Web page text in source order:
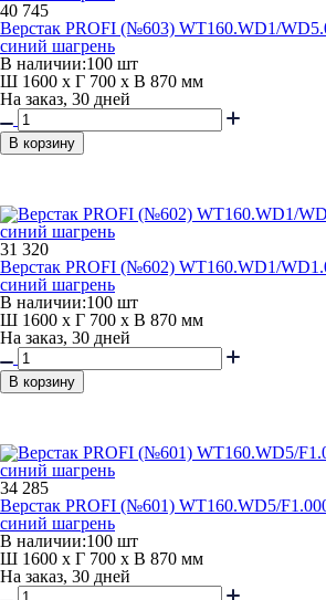
40 745
Верстак PROFI (№603) WT160.WD1/
синий шагрень
В наличии:100 шт
Ш 1600 x Г 700 x В 870 мм
На заказ, 30 дней
В корзину
31 320
Верстак PROFI (№602) WT160.WD1/
синий шагрень
В наличии:100 шт
Ш 1600 x Г 700 x В 870 мм
На заказ, 30 дней
В корзину
34 285
Верстак PROFI (№601) WT160.WD5/
синий шагрень
В наличии:100 шт
Ш 1600 x Г 700 x В 870 мм
На заказ, 30 дней